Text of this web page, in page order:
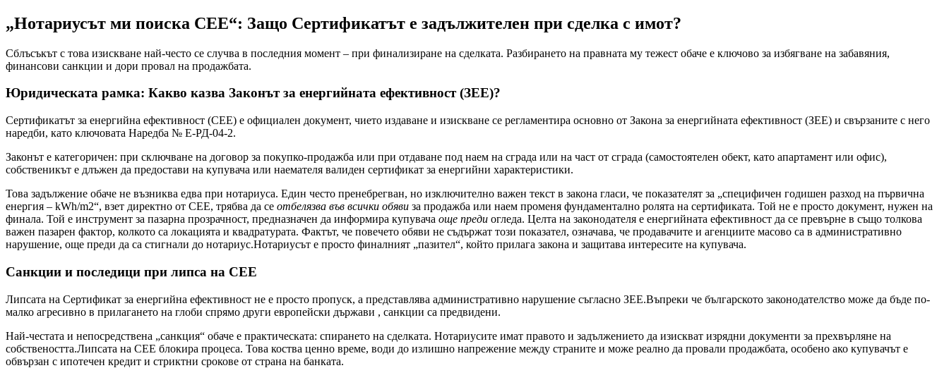
„Нотариусът ми поиска СЕЕ“: Защо Сертификатът е задължителен при сделка с имот?
Сблъсъкът с това изискване най-често се случва в последния момент – при финализиране на сделката. Разбирането на правната му тежест обаче е ключово за избягване на забавяния,
финансови санкции и дори провал на продажбата.
Юридическата рамка: Какво казва Законът за енергийната ефективност (ЗЕЕ)?
Сертификатът за енергийна ефективност (СЕЕ) е официален документ, чието издаване и изискване се регламентира основно от Закона за енергийната ефективност (ЗЕЕ) и свързаните с него
наредби, като ключовата Наредба № Е-РД-04-2.
Законът е категоричен: при сключване на договор за покупко-продажба или при отдаване под наем на сграда или на част от сграда (самостоятелен обект, като апартамент или офис),
собственикът е длъжен да предостави на купувача или наемателя валиден сертификат за енергийни характеристики.
Това задължение обаче не възниква едва при нотариуса. Един често пренебрегван, но изключително важен текст в закона гласи, че показателят за „специфичен годишен разход на първична
енергия – kWh/m2“, взет директно от СЕЕ, трябва да се отбелязва във всички обяви за продажба или наем променя фундаментално ролята на сертификата. Той не е просто документ, нужен на
финала. Той е инструмент за пазарна прозрачност, предназначен да информира купувача още преди огледа. Целта на законодателя е енергийната ефективност да се превърне в също толкова
важен пазарен фактор, колкото са локацията и квадратурата. Фактът, че повечето обяви не съдържат този показател, означава, че продавачите и агенциите масово са в административно
нарушение, още преди да са стигнали до нотариус.Нотариусът е просто финалният „пазител“, който прилага закона и защитава интересите на купувача.
Санкции и последици при липса на СЕЕ
Липсата на Сертификат за енергийна ефективност не е просто пропуск, а представлява административно нарушение съгласно ЗЕЕ.Въпреки че българското законодателство може да бъде по-
малко агресивно в прилагането на глоби спрямо други европейски държави , санкции са предвидени.
Най-честата и непосредствена „санкция“ обаче е практическата: спирането на сделката. Нотариусите имат правото и задължението да изискват изрядни документи за прехвърляне на
собствеността.Липсата на СЕЕ блокира процеса. Това коства ценно време, води до излишно напрежение между страните и може реално да провали продажбата, особено ако купувачът е
обвързан с ипотечен кредит и стриктни срокове от страна на банката.